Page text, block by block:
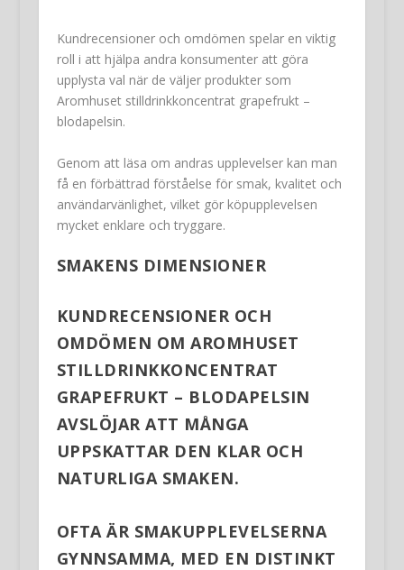
Kundrecensioner och omdömen spelar en viktig
roll i att hjälpa andra konsumenter att göra
upplysta val när de väljer produkter som
Aromhuset stilldrinkkoncentrat grapefrukt –
blodapelsin.
Genom att läsa om andras upplevelser kan man
få en förbättrad förståelse för smak, kvalitet och
användarvänlighet, vilket gör köpupplevelsen
mycket enklare och tryggare.
SMAKENS DIMENSIONER
KUNDRECENSIONER OCH
OMDÖMEN OM AROMHUSET
STILLDRINKKONCENTRAT
GRAPEFRUKT – BLODAPELSIN
AVSLÖJAR ATT MÅNGA
UPPSKATTAR DEN KLAR OCH
NATURLIGA SMAKEN.
OFTA ÄR SMAKUPPLEVELSERNA
GYNNSAMMA, MED EN DISTINKT